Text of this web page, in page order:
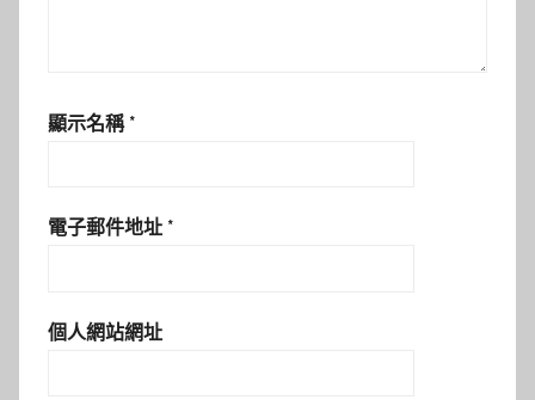
顯示名稱 *
電子郵件地址 *
個人網站網址